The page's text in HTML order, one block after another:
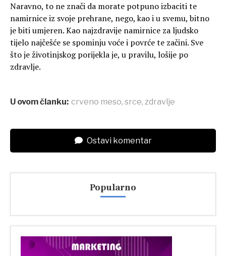
Naravno, to ne znači da morate potpuno izbaciti te
namirnice iz svoje prehrane, nego, kao i u svemu, bitno
je biti umjeren. Kao najzdravije namirnice za ljudsko
tijelo najčešće se spominju voće i povrće te začini. Sve
što je životinjskog porijekla je, u pravilu, lošije po
zdravlje.
U ovom članku: crveno meso, srce, zdravlje
Ostavi komentar
Popularno